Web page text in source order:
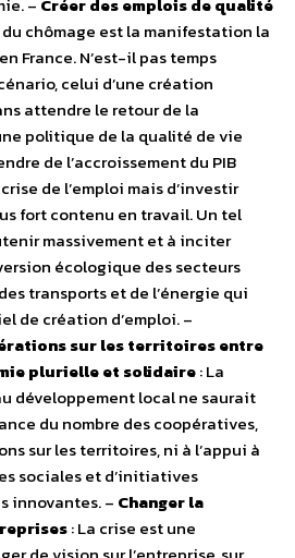
– Créer des emplois de qualité
chômage est la manifestation la
France. N’est-il pas temps
celui d’une création
attendre le retour de la
politique de la qualité de vie
de l’accroissement du PIB
de l’emploi mais d’investir
fort contenu en travail. Un tel
massivement et à inciter
écologique des secteurs
transports et de l’énergie qui
de création d’emploi. –
sur les territoires entre
plurielle et solidaire: La
développement local ne saurait
du nombre des coopératives,
sur les territoires, ni à l’appui à
sociales et d’initiatives
innovantes. – Changer la
: La crise est une